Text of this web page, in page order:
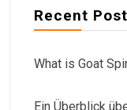
Recent
What is Goat
Ein Überblick